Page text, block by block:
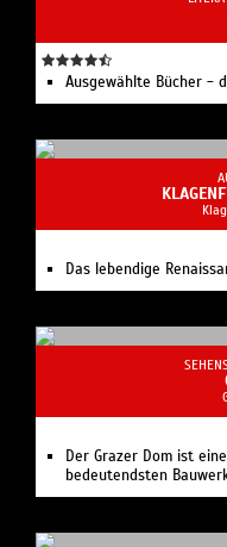
Das lebendige
Der Grazer Dom ist
bedeutendsten
Der Schlossberg, ein
bewaldeter Berg. Vom
Der Schlossberg gehört